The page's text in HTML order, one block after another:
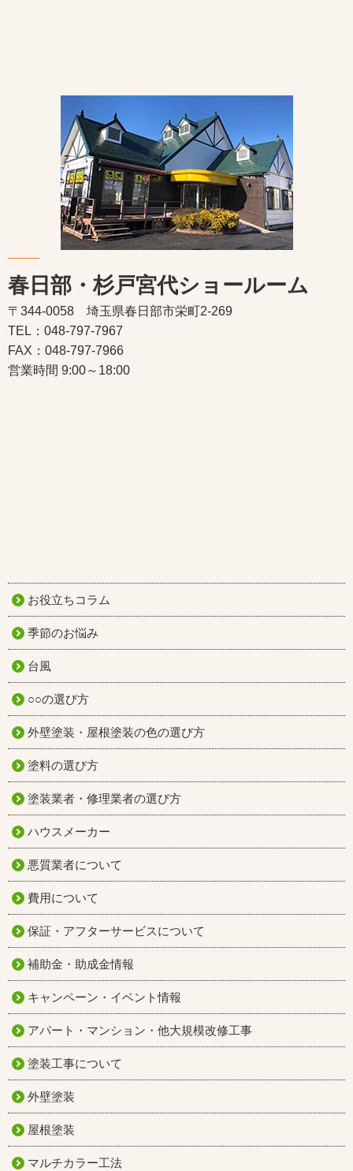
春日部・杉戸宮代ショールーム
〒344-0058 埼玉県春日部市栄町2-269
TEL：048-797-7967
FAX：048-797-7966
営業時間 9:00～18:00
お役立ちコラム
季節のお悩み
台風
○○の選び方
外壁塗装・屋根塗装の色の選び方
塗料の選び方
塗装業者・修理業者の選び方
ハウスメーカー
悪質業者について
費用について
保証・アフターサービスについて
補助金・助成金情報
キャンペーン・イベント情報
アパート・マンション・他大規模改修工事
塗装工事について
外壁塗装
屋根塗装
マルチカラー工法